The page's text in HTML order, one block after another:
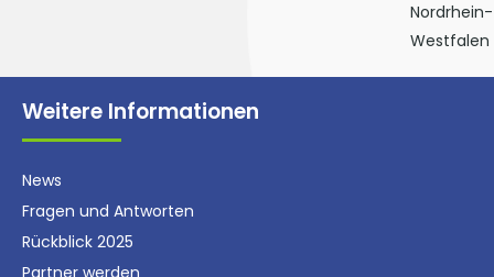
Nordrhein-
Westfalen
Weitere Informationen
News
Fragen und Antworten
Rückblick 2025
Partner werden